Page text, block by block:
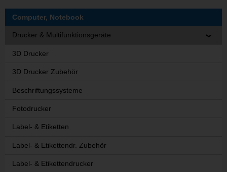
Computer, Notebook
Drucker & Multifunktionsgeräte
3D Drucker
3D Drucker Zubehör
Beschriftungssysteme
Fotodrucker
Label- & Etiketten
Label- & Etikettendr. Zubehör
Label- & Etikettendrucker